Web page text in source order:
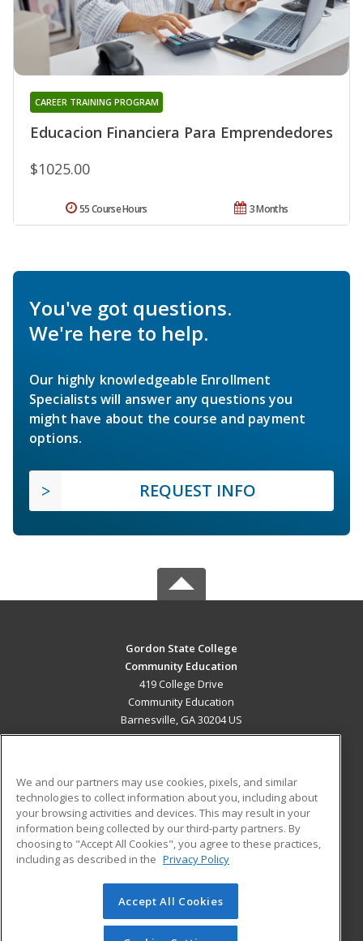
Educacion Financiera Para Emprendedores
CAREER TRAINING PROGRAM
$1025.00
3 Months
55 Course Hours
You've got questions.
We're here to help.
Our highly knowledgeable Enrollment
Specialists will answer any questions you
might have about the course and payment
options.
REQUEST INFO
Gordon State College
Community Education
419 College Drive
Community Education
Barnesville, GA 30204 US
ADDITIONAL RESOURCES
Military
Financial Assistance
Help
Student Blog
© 2026 ed2go, a division of Cengage Learning. All rights
reserved. The material on this site cannot be reproduced or
We and our partners may use cookies, pixels, and similar
technologies to collect information about you, including about
your browsing activities and devices. This may result in your
information being collected by our third-party partners. By
choosing to "Accept All Cookies", you agree to these practices,
including as described in the Privacy Policy
Accept All Cookies